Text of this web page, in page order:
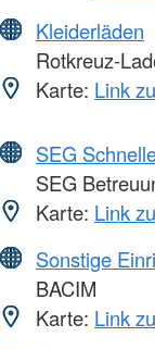
Kleiderläden
Rotkreuz-
Karte: Link
SEG
SEG
Karte: Link
Sonstige
BACIM
Karte: Link